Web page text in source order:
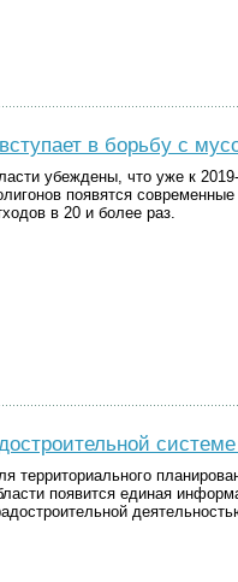
в борьбу с
убеждены, что уже к
появятся
в 20 и более раз.
территориального
появится единая